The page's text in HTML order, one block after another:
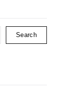
Search